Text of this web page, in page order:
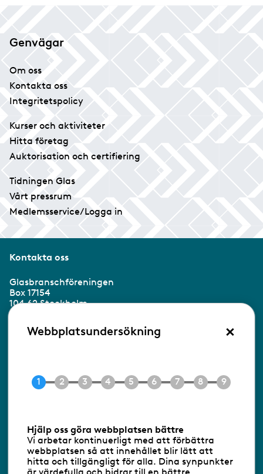
Genvägar
Om oss
Kontakta oss
Integritetspolicy
Kurser och aktiviteter
Hitta företag
Auktorisation och certifiering
Tidningen Glas
Vårt pressrum
Medlemsservice/Logga in
Kontakta oss
Glasbranschföreningen
Box 17154
104 62 Stockholm
Besöksadress:
Ringvägen 100
E-post info@gbf.se
Följ oss via RSS
Webbplatsundersökning ×
Hjälp oss göra webbplatsen bättre
Vi arbetar kontinuerligt med att förbättra
webbplatsen så att innehållet blir lätt att
hitta och tillgängligt för alla. Dina synpunkter